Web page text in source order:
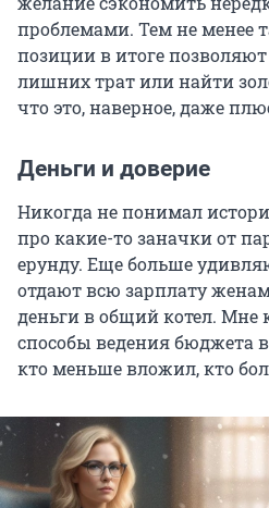
проблемами. Тем не менее
позиции в итоге
лишних трат или найти
что это, наверное, даже
Деньги и доверие
Никогда не понимал
про какие-то заначки от
ерунду. Еще больше
отдают всю зарплату
деньги в общий котел. Мне
способы ведения бюджета
кто меньше вложил, кто